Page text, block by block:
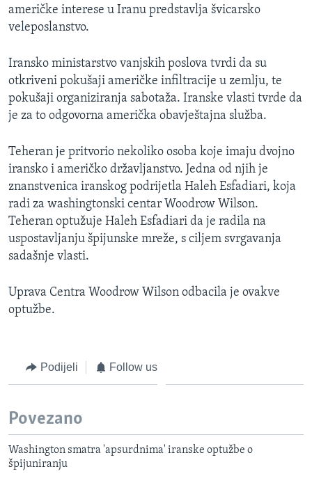
američke interese u Iranu predstavlja švicarsko
veleposlanstvo.
Iransko ministarstvo vanjskih poslova tvrdi da su
otkriveni pokušaji američke infiltracije u zemlju, te
pokušaji organiziranja sabotaža. Iranske vlasti tvrde da
je za to odgovorna američka obavještajna služba.
Teheran je pritvorio nekoliko osoba koje imaju dvojno
iransko i američko državljanstvo. Jedna od njih je
znanstvenica iranskog podrijetla Haleh Esfadiari, koja
radi za washingtonski centar Woodrow Wilson.
Teheran optužuje Haleh Esfadiari da je radila na
uspostavljanju špijunske mreže, s ciljem svrgavanja
sadašnje vlasti.
Uprava Centra Woodrow Wilson odbacila je ovakve
optužbe.
Podijeli Follow us
Povezano
Washington smatra 'apsurdnima' iranske optužbe o
špijuniranju